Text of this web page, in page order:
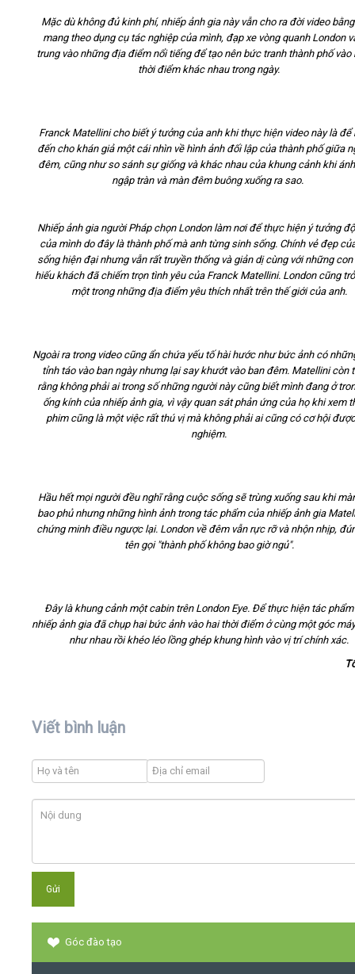
Mặc dù không đủ kinh phí, nhiếp ảnh gia này vẫn cho ra đời video
mang theo dụng cụ tác nghiệp của mình, đạp xe vòng quanh London
trung vào những địa điểm nổi tiếng để tạo nên bức tranh thành phố vào
thời điểm khác nhau trong ngày.
Franck Matellini cho biết ý tưởng của anh khi thực hiện video này là để
đến cho khán giả một cái nhìn về hình ảnh đối lập của thành phố giữa
đêm, cũng như so sánh sự giống và khác nhau của khung cảnh khi
ngập tràn và màn đêm buông xuống ra sao.
Nhiếp ảnh gia người Pháp chọn London làm nơi để thực hiện ý tưởng
của mình do đây là thành phố mà anh từng sinh sống. Chính vẻ đẹp
sống hiện đại nhưng vẫn rất truyền thống và giản dị cùng với những
hiếu khách đã chiếm trọn tình yêu của Franck Matellini. London cũng
một trong những địa điểm yêu thích nhất trên thế giới của anh.
Ngoài ra trong video cũng ẩn chứa yếu tố hài hước như bức ảnh có
tỉnh táo vào ban ngày nhưng lại say khướt vào ban đêm. Matellini còn
rằng không phải ai trong số những người này cũng biết mình đang ở
ống kính của nhiếp ảnh gia, vì vậy quan sát phản ứng của họ khi xem
phim cũng là một việc rất thú vị mà không phải ai cũng có cơ hội
nghiệm.
Hầu hết mọi người đều nghĩ rằng cuộc sống sẽ trùng xuống sau khi
bao phủ nhưng những hình ảnh trong tác phẩm của nhiếp ảnh gia
chứng minh điều ngược lại. London về đêm vẫn rực rỡ và nhộn nhịp,
tên gọi "thành phố không bao giờ ngủ".
Đây là khung cảnh một cabin trên London Eye. Để thực hiện tác phẩm
nhiếp ảnh gia đã chụp hai bức ảnh vào hai thời điểm ở cùng một góc
như nhau rồi khéo léo lồng ghép khung hình vào vị trí chính xác.
Viết bình luận
Góc đào tạo